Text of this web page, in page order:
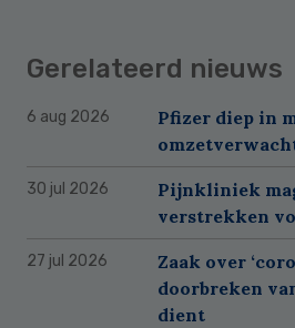
Gerelateerd nieuws
6 aug 2026
Pfizer diep in
30 jul 2026
Pijnkliniek
verstrekken
27 jul 2026
Zaak over
doorbreken
dient